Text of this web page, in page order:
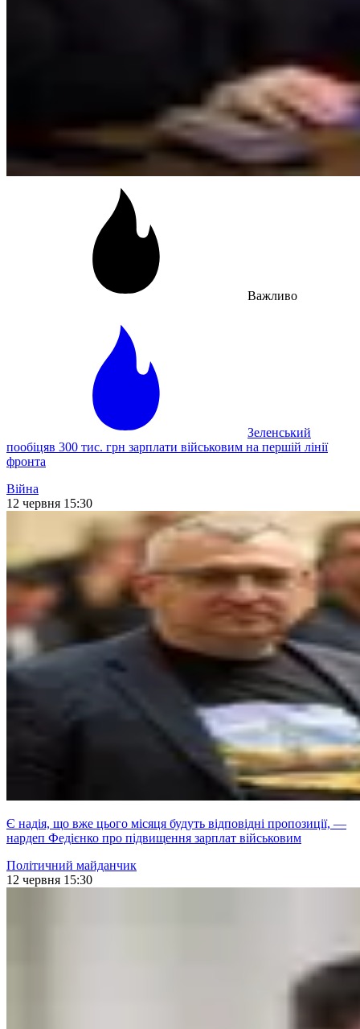
Важливо
Зеленський
пообіцяв 300 тис. грн зарплати військовим на першій лінії
фронта
Війна
12 червня 15:30
Є надія, що вже цього місяця будуть відповідні пропозиції, —
нардеп Федієнко про підвищення зарплат військовим
Політичний майданчик
12 червня 15:30